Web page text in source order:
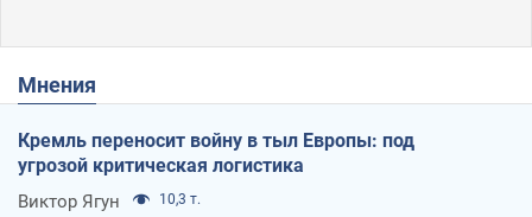
Мнения
Кремль переносит войну в тыл Европы: под
угрозой критическая логистика
Виктор Ягун 10,3 т.